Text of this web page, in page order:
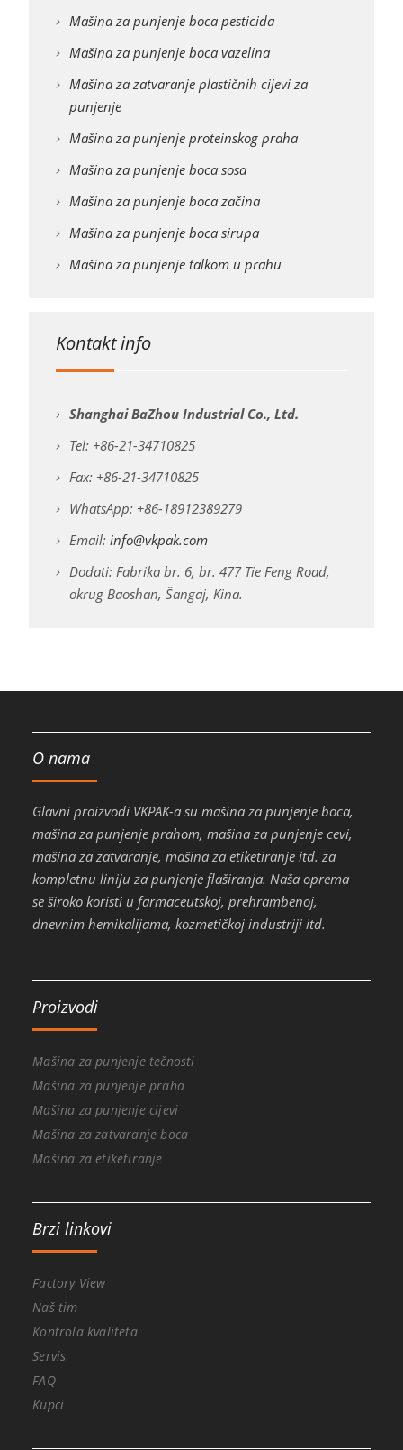
Mašina za punjenje boca pesticida
Mašina za punjenje boca vazelina
Mašina za zatvaranje plastičnih cijevi za
punjenje
Mašina za punjenje proteinskog praha
Mašina za punjenje boca sosa
Mašina za punjenje boca začina
Mašina za punjenje boca sirupa
Mašina za punjenje talkom u prahu
Kontakt info
Shanghai BaZhou Industrial Co., Ltd.
Tel: +86-21-34710825
Fax: +86-21-34710825
WhatsApp: +86-18912389279
Email: info@vkpak.com
Dodati: Fabrika br. 6, br. 477 Tie Feng Road,
okrug Baoshan, Šangaj, Kina.
O nama
Glavni proizvodi VKPAK-a su mašina za punjenje boca,
mašina za punjenje prahom, mašina za punjenje cevi,
mašina za zatvaranje, mašina za etiketiranje itd. za
kompletnu liniju za punjenje flaširanja. Naša oprema
se široko koristi u farmaceutskoj, prehrambenoj,
dnevnim hemikalijama, kozmetičkoj industriji itd.
Proizvodi
Mašina za punjenje tečnosti
Mašina za punjenje praha
Mašina za punjenje cijevi
Mašina za zatvaranje boca
Mašina za etiketiranje
Brzi linkovi
Factory View
Naš tim
Kontrola kvaliteta
Servis
FAQ
Kupci